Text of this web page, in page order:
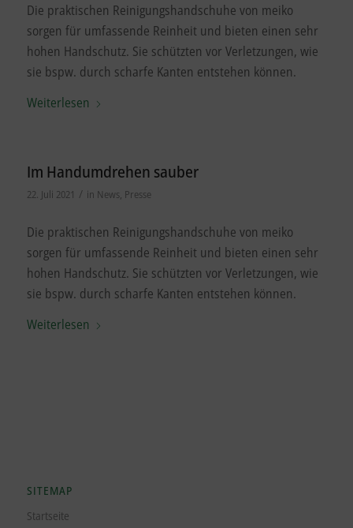
Die praktischen Reinigungshandschuhe von meiko
sorgen für umfassende Reinheit und bieten einen sehr
hohen Handschutz. Sie schützten vor Verletzungen, wie
sie bspw. durch scharfe Kanten entstehen können.
Weiterlesen
Im Handumdrehen sauber
22. Juli 2021 / in News, Presse
Die praktischen Reinigungshandschuhe von meiko
sorgen für umfassende Reinheit und bieten einen sehr
hohen Handschutz. Sie schützten vor Verletzungen, wie
sie bspw. durch scharfe Kanten entstehen können.
Weiterlesen
SITEMAP
Startseite